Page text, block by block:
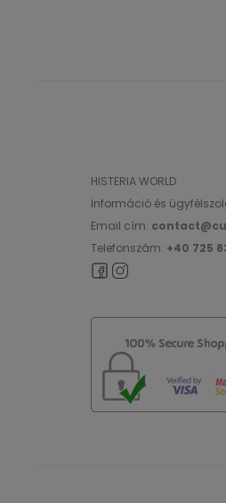
HISTERIA WORLD
Információ és
Email cím:
Telefonszám: +40 725